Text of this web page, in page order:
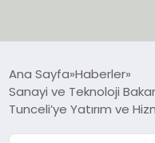
EKONOMİ
Ana Sayfa Haberler
Sanayi ve Teknoloji
Tunceli’ye Yatırım ve